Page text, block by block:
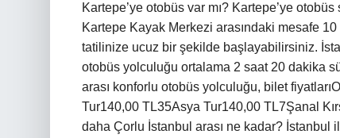
Kartepe’ye otobüs var mı? Kartepe’ye
Kartepe Kayak Merkezi arasındaki mesafe
tatilinize ucuz bir şekilde başlayabilirsiniz.
otobüs yolculuğu ortalama 2 saat 20 dakika
arası konforlu otobüs yolculuğu, bilet
Tur140,00 TL35Asya Tur140,00 TL7Şanal
daha Çorlu İstanbul arası ne kadar? İstanbul